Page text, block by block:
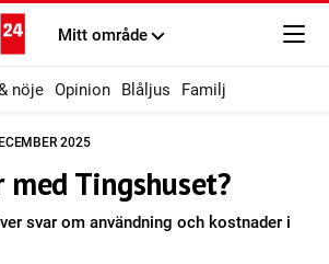
Mitt område
nöje Opinion Blåljus Familj
2025
med Tingshuset?
svar om användning och kostnader i